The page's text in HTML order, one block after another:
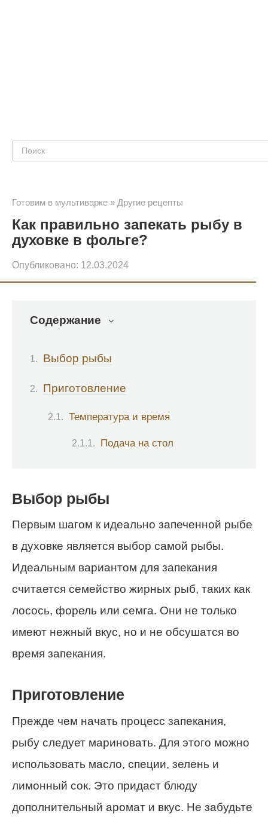
Поиск:
Готовим в мультиварке » Другие рецепты
Как правильно запекать рыбу в
духовке в фольге?
Опубликовано: 12.03.2024
Содержание
Выбор рыбы
Приготовление
Температура и время
Подача на стол
Выбор рыбы
Первым шагом к идеально запеченной рыбе
в духовке является выбор самой рыбы.
Идеальным вариантом для запекания
считается семейство жирных рыб, таких как
лосось, форель или семга. Они не только
имеют нежный вкус, но и не обсушатся во
время запекания.
Приготовление
Прежде чем начать процесс запекания,
рыбу следует мариновать. Для этого можно
использовать масло, специи, зелень и
лимонный сок. Это придаст блюду
дополнительный аромат и вкус. Не забудьте